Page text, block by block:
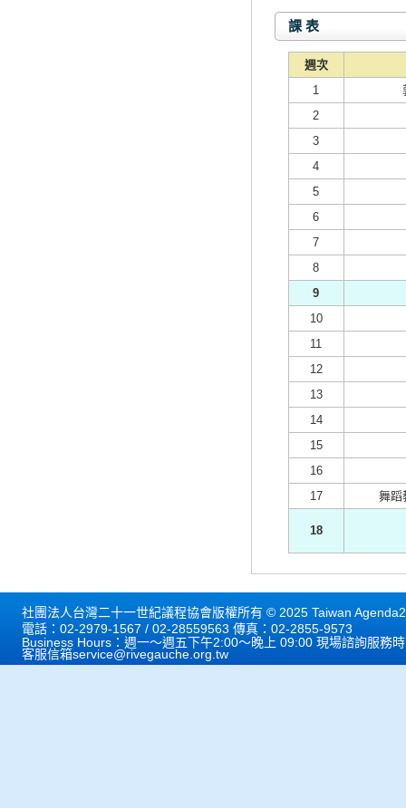
課 表
週次
1
2
3
4
5
6
7
8
9
10
11
12
13
14
15
16
17
舞蹈
18
社團法人台灣二十一世紀議程協會版權所有 © 2025 Taiwan
電話：02-2979-1567 / 02-28559563 傳真：02-2855-9573
Business Hours：週一～週五下午2:00～晚上 09:00 現場諮詢服務
客服信箱service@rivegauche.org.tw